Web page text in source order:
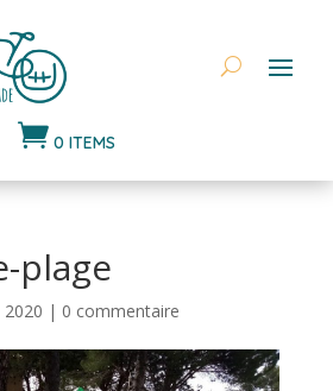
 0 ITEMS
plage
2020 | 0 commentaire